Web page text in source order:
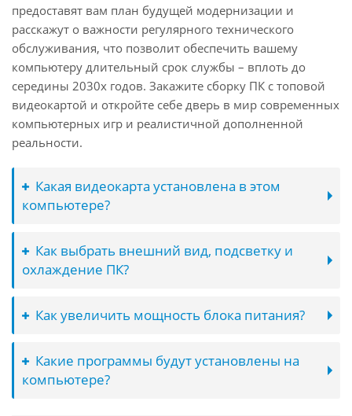
предоставят вам план будущей модернизации и
расскажут о важности регулярного технического
обслуживания, что позволит обеспечить вашему
компьютеру длительный срок службы – вплоть до
середины 2030х годов. Закажите сборку ПК с топовой
видеокартой и откройте себе дверь в мир современных
компьютерных игр и реалистичной дополненной
реальности.
Какая видеокарта установлена в этом
компьютере?
Как выбрать внешний вид, подсветку и
охлаждение ПК?
Как увеличить мощность блока питания?
Какие программы будут установлены на
компьютере?